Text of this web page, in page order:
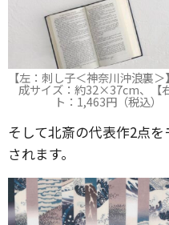
【左：刺し子＜神奈川沖浪裏
成サイズ：約32×37cm、【
ト：1,463円（税込
そして北斎の代表作2点
されます。